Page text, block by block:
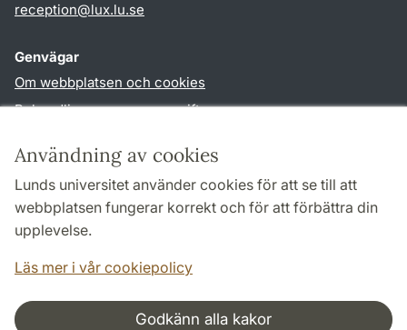
Användning av cookies
Lunds universitet använder cookies för att se till att
webbplatsen fungerar korrekt och för att förbättra din
upplevelse.
Läs mer i vår cookiepolicy
Godkänn alla kakor
reception@lux.lu.se
Genvägar
Om webbplatsen och cookies
Behandling av personuppgifter
TYPO3-login
Följ oss i sociala medier